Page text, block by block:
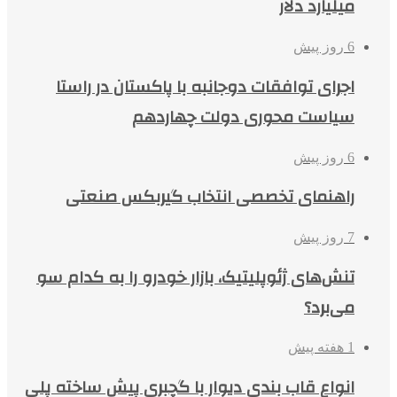
میلیارد دلار
6 روز پیش
اجرای توافقات دوجانبه با پاکستان در راستا
سیاست محوری دولت چهاردهم
6 روز پیش
راهنمای تخصصی انتخاب گیربکس صنعتی
7 روز پیش
تنش‌های ژئوپلیتیک، بازار خودرو را به کدام سو
می‌برد؟
1 هفته پیش
انواع قاب بندی دیوار با گچبری پیش ساخته پلی